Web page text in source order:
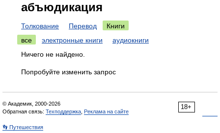
абъюдикация
Толкование Перевод
Книги
все
электронные книги
аудиокниги
Ничего не найдено.
Попробуйте изменить запрос
18+
© Академик, 2000-2026
Обратная связь: Техподдержка Реклама на сайте
👣 Путешествия